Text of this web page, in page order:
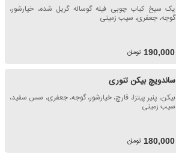
یک سیخ کباب چوبی فیله گوساله گریل شده، خیارشور،
گوجه، جعفری، سیب زمینی
190,000 تومان
ساندویچ بیکن تنوری
بیکن، پنیر پیتزا، قارچ، خیارشور، گوجه، جعفری، سس سفید،
سیب زمینی
180,000 تومان